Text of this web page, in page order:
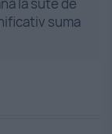
la sute de
suma